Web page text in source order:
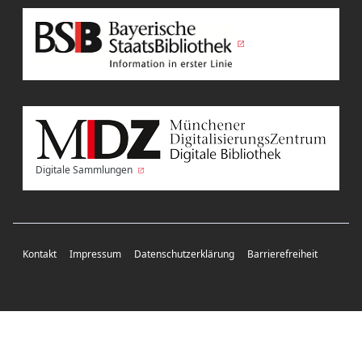
Digitale Sammlungen
Kontakt Impressum Datenschutzerklärung Barrierefreiheit